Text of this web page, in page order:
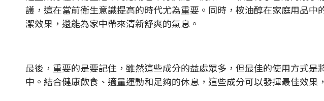
護，這在當前衛生意識提高的時代尤為重要。同時，桉油醇在家庭用品
潔效果，還能為家中帶來清新舒爽的氣息。
最後，重要的是要記住，雖然這些成分的益處眾多，但最佳的使用方式
中。結合健康飲食、適量運動和足夠的休息，這些成分可以發揮最佳效果